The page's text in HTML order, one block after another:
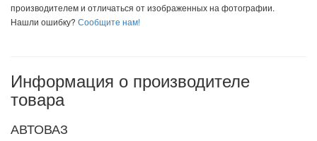
производителем и отличаться от изображенных на фотографии.
Нашли ошибку? Сообщите нам!
Информация о производителе
товара
АВТОВАЗ